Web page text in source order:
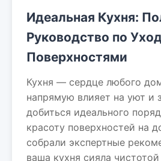
Идеальная Кухня:
Руководство по
Поверхностями
Кухня — сердце любого
напрямую влияет на уют и
добиться идеального
красоту поверхностей на
собрали экспертные
ваша кухня сияла